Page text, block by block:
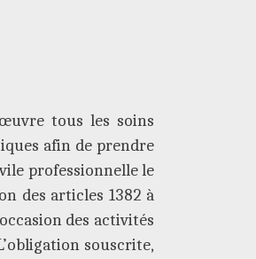
tous les soins
afin de prendre
professionnelle le
des articles 1382 à
des activités
souscrite,